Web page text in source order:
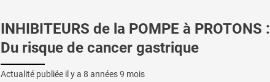
INHIBITEURS de la POMPE à PROTONS :
Du risque de cancer gastrique
Actualité publiée il y a 8 années 9 mois